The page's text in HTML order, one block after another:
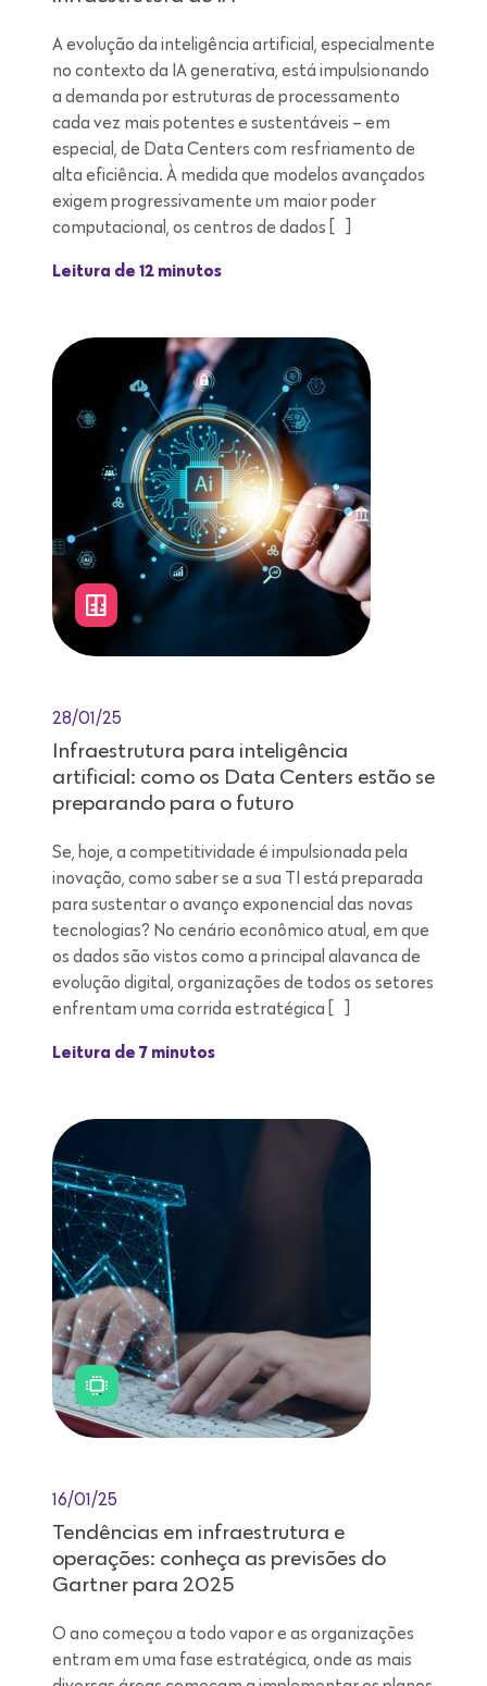
A evolução da inteligência artificial, especialmente
no contexto da IA generativa, está impulsionando
a demanda por estruturas de processamento
cada vez mais potentes e sustentáveis – em
especial, de Data Centers com resfriamento de
alta eficiência. À medida que modelos avançados
exigem progressivamente um maior poder
computacional, os centros de dados […]
Leitura de 12 minutos
28/01/25
Infraestrutura para inteligência
artificial: como os Data Centers estão se
preparando para o futuro
Se, hoje, a competitividade é impulsionada pela
inovação, como saber se a sua TI está preparada
para sustentar o avanço exponencial das novas
tecnologias? No cenário econômico atual, em que
os dados são vistos como a principal alavanca de
evolução digital, organizações de todos os setores
enfrentam uma corrida estratégica […]
Leitura de 7 minutos
16/01/25
Tendências em infraestrutura e
operações: conheça as previsões do
Gartner para 2025
O ano começou a todo vapor e as organizações
entram em uma fase estratégica, onde as mais